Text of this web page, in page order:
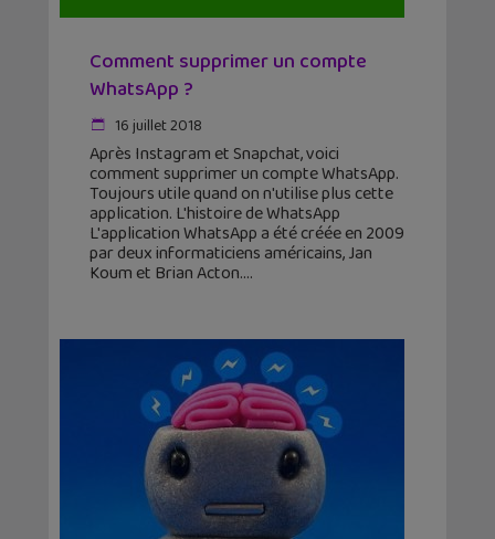
Comment supprimer un compte
WhatsApp ?
16 juillet 2018
Après Instagram et Snapchat, voici
comment supprimer un compte WhatsApp.
Toujours utile quand on n'utilise plus cette
application. L'histoire de WhatsApp
L'application WhatsApp a été créée en 2009
par deux informaticiens américains, Jan
Koum et Brian Acton.